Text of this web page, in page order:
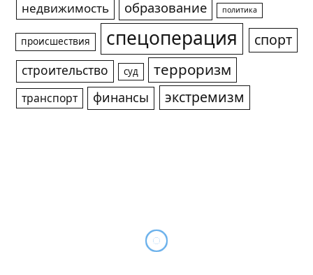
недвижимость
образование политика
происшествия спецоперация спорт
строительство суд терроризм
транспорт финансы экстремизм